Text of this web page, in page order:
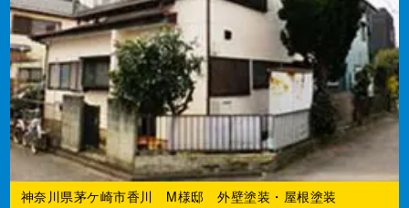
神奈川県茅ケ崎市香川 M様邸 外壁塗装・屋根塗装